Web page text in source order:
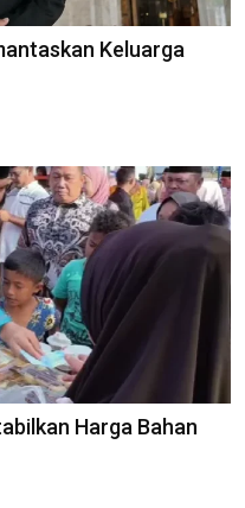
Keluarga
Harga Bahan